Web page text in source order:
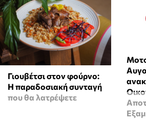
Γιουβέτσι στον φούρνο:
Η παραδοσιακή συνταγή
που θα λατρέψετε